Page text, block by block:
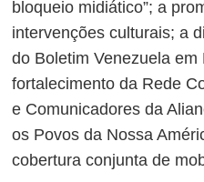
bloqueio midiático”; a
intervenções culturais; a
do Boletim Venezuela em
fortalecimento da Rede
e Comunicadores da
os Povos da Nossa
cobertura conjunta de